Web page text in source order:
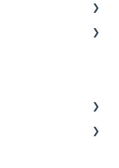
集について
ループ設定